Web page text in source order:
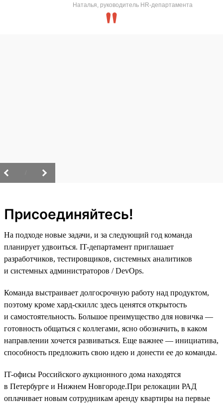
Наталья, руководитель HR-департамента
Присоединяйтесь!
На подходе новые задачи, и за следующий год команда
планирует удвоиться. IT-департамент приглашает
разработчиков, тестировщиков, системных аналитиков
и системных администраторов / DevOps.
Команда выстраивает долгосрочную работу над продуктом,
поэтому кроме хард-скиллс здесь ценятся открытость
и самостоятельность. Большое преимущество для новичка —
готовность общаться с коллегами, ясно обозначить, в каком
направлении хочется развиваться. Еще важнее — инициатива,
способность предложить свою идею и донести ее до команды.
IT-офисы Российского аукционного дома находятся
в Петербурге и Нижнем Новгороде.При релокации РАД
оплачивает новым сотрудникам аренду квартиры на первые